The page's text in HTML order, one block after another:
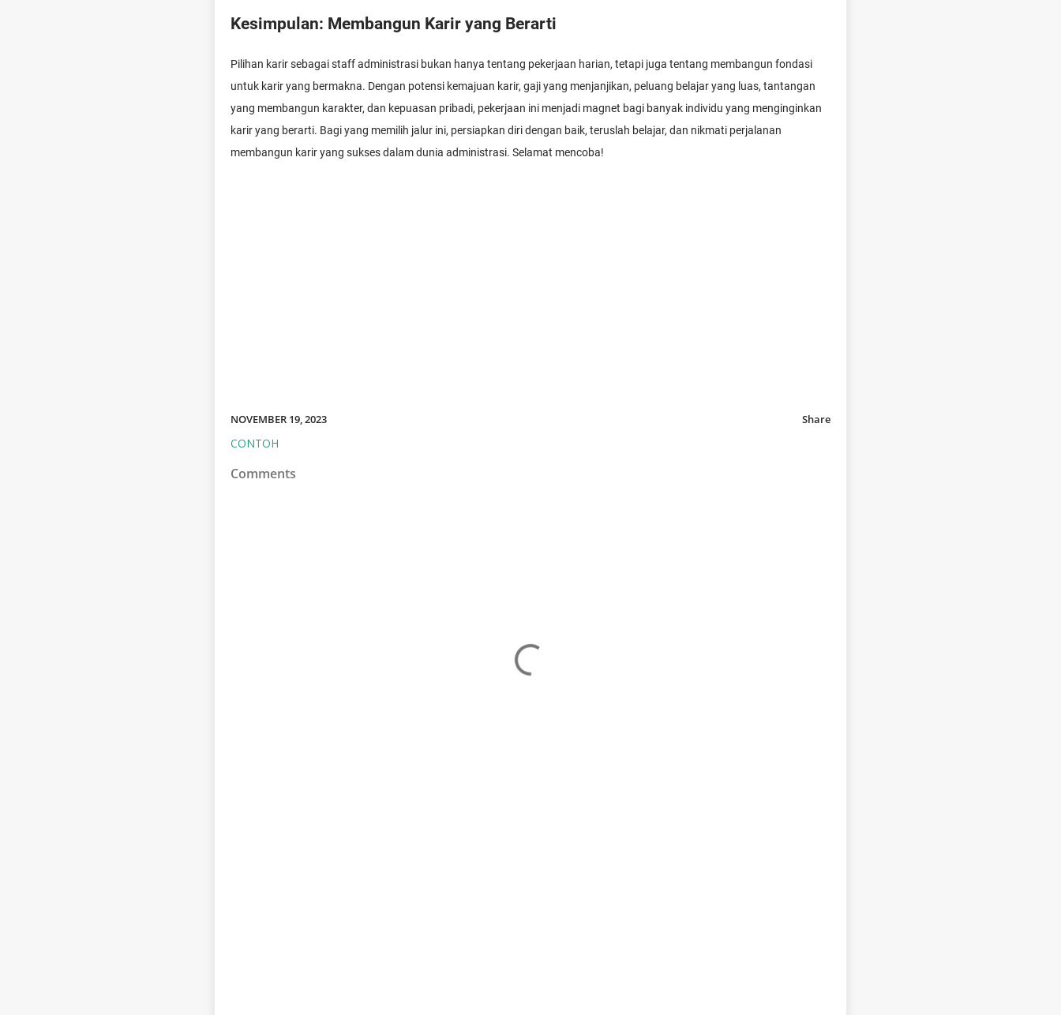
Kesimpulan: Membangun Karir yang Berarti
Pilihan karir sebagai staff administrasi bukan hanya tentang pekerjaan harian, tetapi juga tentang membangun fondasi
untuk karir yang bermakna. Dengan potensi kemajuan karir, gaji yang menjanjikan, peluang belajar yang luas, tantangan
yang membangun karakter, dan kepuasan pribadi, pekerjaan ini menjadi magnet bagi banyak individu yang menginginkan
karir yang berarti. Bagi yang memilih jalur ini, persiapkan diri dengan baik, teruslah belajar, dan nikmati perjalanan
membangun karir yang sukses dalam dunia administrasi. Selamat mencoba!
NOVEMBER 19, 2023
CONTOH
Share
Comments